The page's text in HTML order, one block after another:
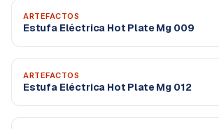
ARTEFACTOS
Estufa Eléctrica Hot Plate Mg 009
ARTEFACTOS
Estufa Eléctrica Hot Plate Mg 012